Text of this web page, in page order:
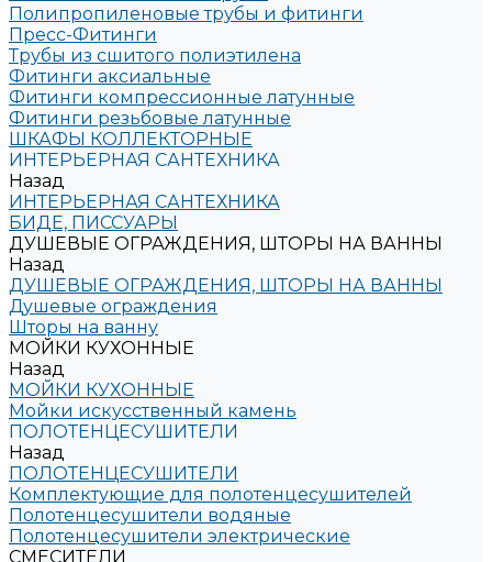
Полипропиленовые трубы и фитинги
Пресс-Фитинги
Трубы из сшитого полиэтилена
Фитинги аксиальные
Фитинги компрессионные латунные
Фитинги резьбовые латунные
ШКАФЫ КОЛЛЕКТОРНЫЕ
ИНТЕРЬЕРНАЯ САНТЕХНИКА
Назад
ИНТЕРЬЕРНАЯ САНТЕХНИКА
БИДЕ, ПИССУАРЫ
ДУШЕВЫЕ ОГРАЖДЕНИЯ, ШТОРЫ НА ВАННЫ
Назад
ДУШЕВЫЕ ОГРАЖДЕНИЯ, ШТОРЫ НА ВАННЫ
Душевые ограждения
Шторы на ванну
МОЙКИ КУХОННЫЕ
Назад
МОЙКИ КУХОННЫЕ
Мойки искусственный камень
ПОЛОТЕНЦЕСУШИТЕЛИ
Назад
ПОЛОТЕНЦЕСУШИТЕЛИ
Комплектующие для полотенцесушителей
Полотенцесушители водяные
Полотенцесушители электрические
СМЕСИТЕЛИ